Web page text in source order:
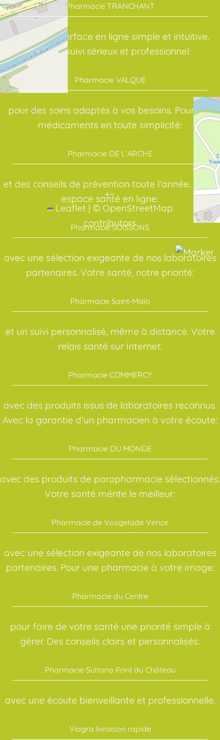
+−
Leaflet | © OpenStreetMap
contributors
Pharmacie TRANCHANT
avec une interface en ligne simple et intuitive.
Avec un suivi sérieux et professionnel:
Pharmacie VALQUE
pour des soins adaptés à vos besoins. Pour vos
médicaments en toute simplicité:
Pharmacie DE L’ARCHE
et des conseils de prévention toute l’année. Votre
espace santé en ligne:
Pharmacie SOISSONS
avec une sélection exigeante de nos laboratoires
partenaires. Votre santé, notre priorité:
Pharmacie Saint-Malo
et un suivi personnalisé, même à distance. Votre
relais santé sur Internet:
Pharmacie COMMERCY
avec des produits issus de laboratoires reconnus.
Avec la garantie d’un pharmacien à votre écoute:
Pharmacie DU MONDE
avec des produits de parapharmacie sélectionnés.
Votre santé mérite le meilleur:
Pharmacie de Vosgelade Vence
avec une sélection exigeante de nos laboratoires
partenaires. Pour une pharmacie à votre image:
Pharmacie du Centre
pour faire de votre santé une priorité simple à
gérer. Des conseils clairs et personnalisés:
Pharmacie Sultana Pont du Château
avec une écoute bienveillante et professionnelle.
Viagra livraison rapide